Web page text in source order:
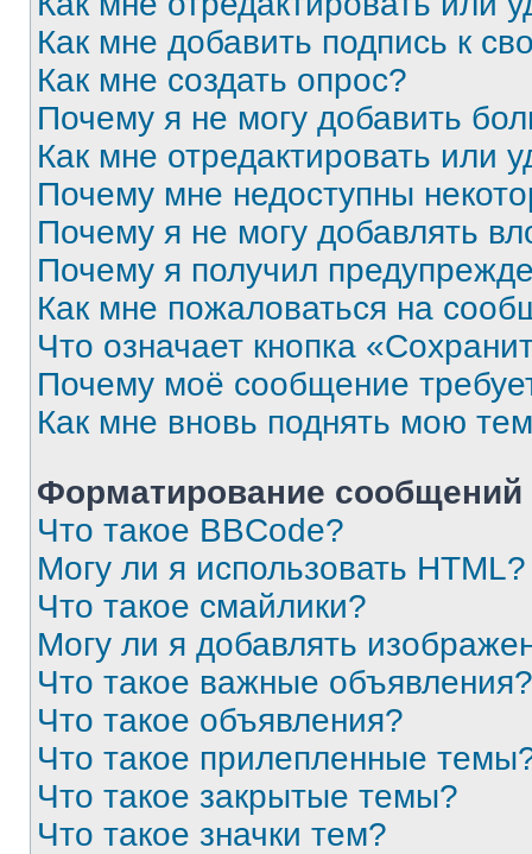
Как мне добавить подпись к
Как мне создать опрос?
Почему я не могу добавить
Как мне отредактировать или
Почему мне недоступны
Почему я не могу добавлять
Почему я получил
Как мне пожаловаться на
Что означает кнопка
Почему моё сообщение
Как мне вновь поднять мою
Форматирование
Что такое BBCode?
Могу ли я использовать HTML?
Что такое смайлики?
Могу ли я добавлять
Что такое важные объявления?
Что такое объявления?
Что такое прилепленные
Что такое закрытые темы?
Что такое значки тем?